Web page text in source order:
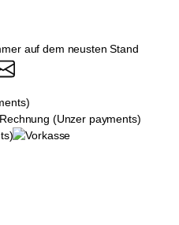
auf dem neusten Stand